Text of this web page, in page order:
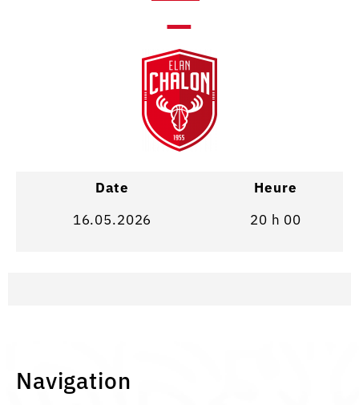
—
Date
Heure
16.05.2026
20 h 00
Navigation